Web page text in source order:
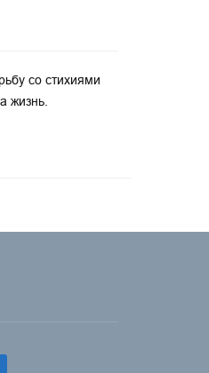
со стихиями
жизнь.